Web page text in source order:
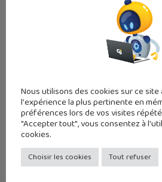
Hunter x Hunter reprend
officiellement : la date
tome 37 !
Nous utilisons des cookies sur ce
l'expérience la plus pertinente en
préférences lors de vos visites
"Accepter tout", vous consentez à
cookies.
Choisir les cookies Tout refuser